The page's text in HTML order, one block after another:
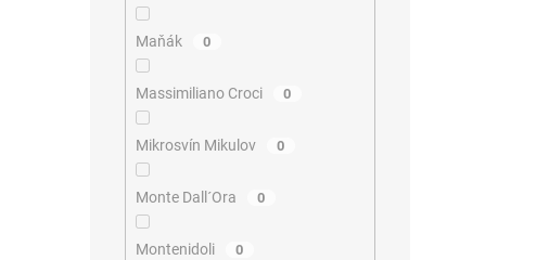
Maňák 0
Massimiliano Croci 0
Mikrosvín Mikulov 0
Monte Dall´Ora 0
Montenidoli 0